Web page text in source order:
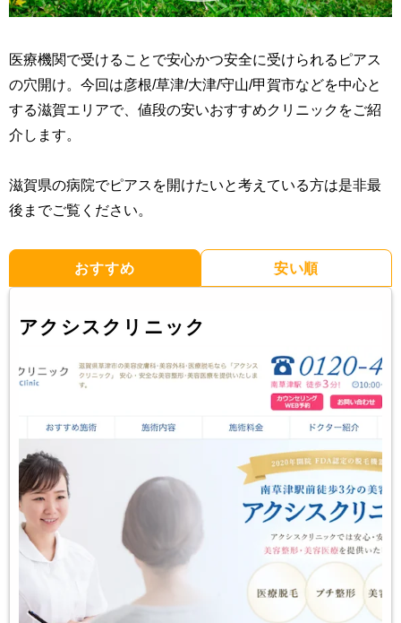
医療機関で受けることで安心かつ安全に受けられるピアス
の穴開け。今回は彦根/草津/大津/守山/甲賀市などを中心と
する滋賀エリアで、値段の安いおすすめクリニックをご紹
介します。
滋賀県の病院でピアスを開けたいと考えている方は是非最
後までご覧ください。
おすすめ 安い順
アクシスクリニック